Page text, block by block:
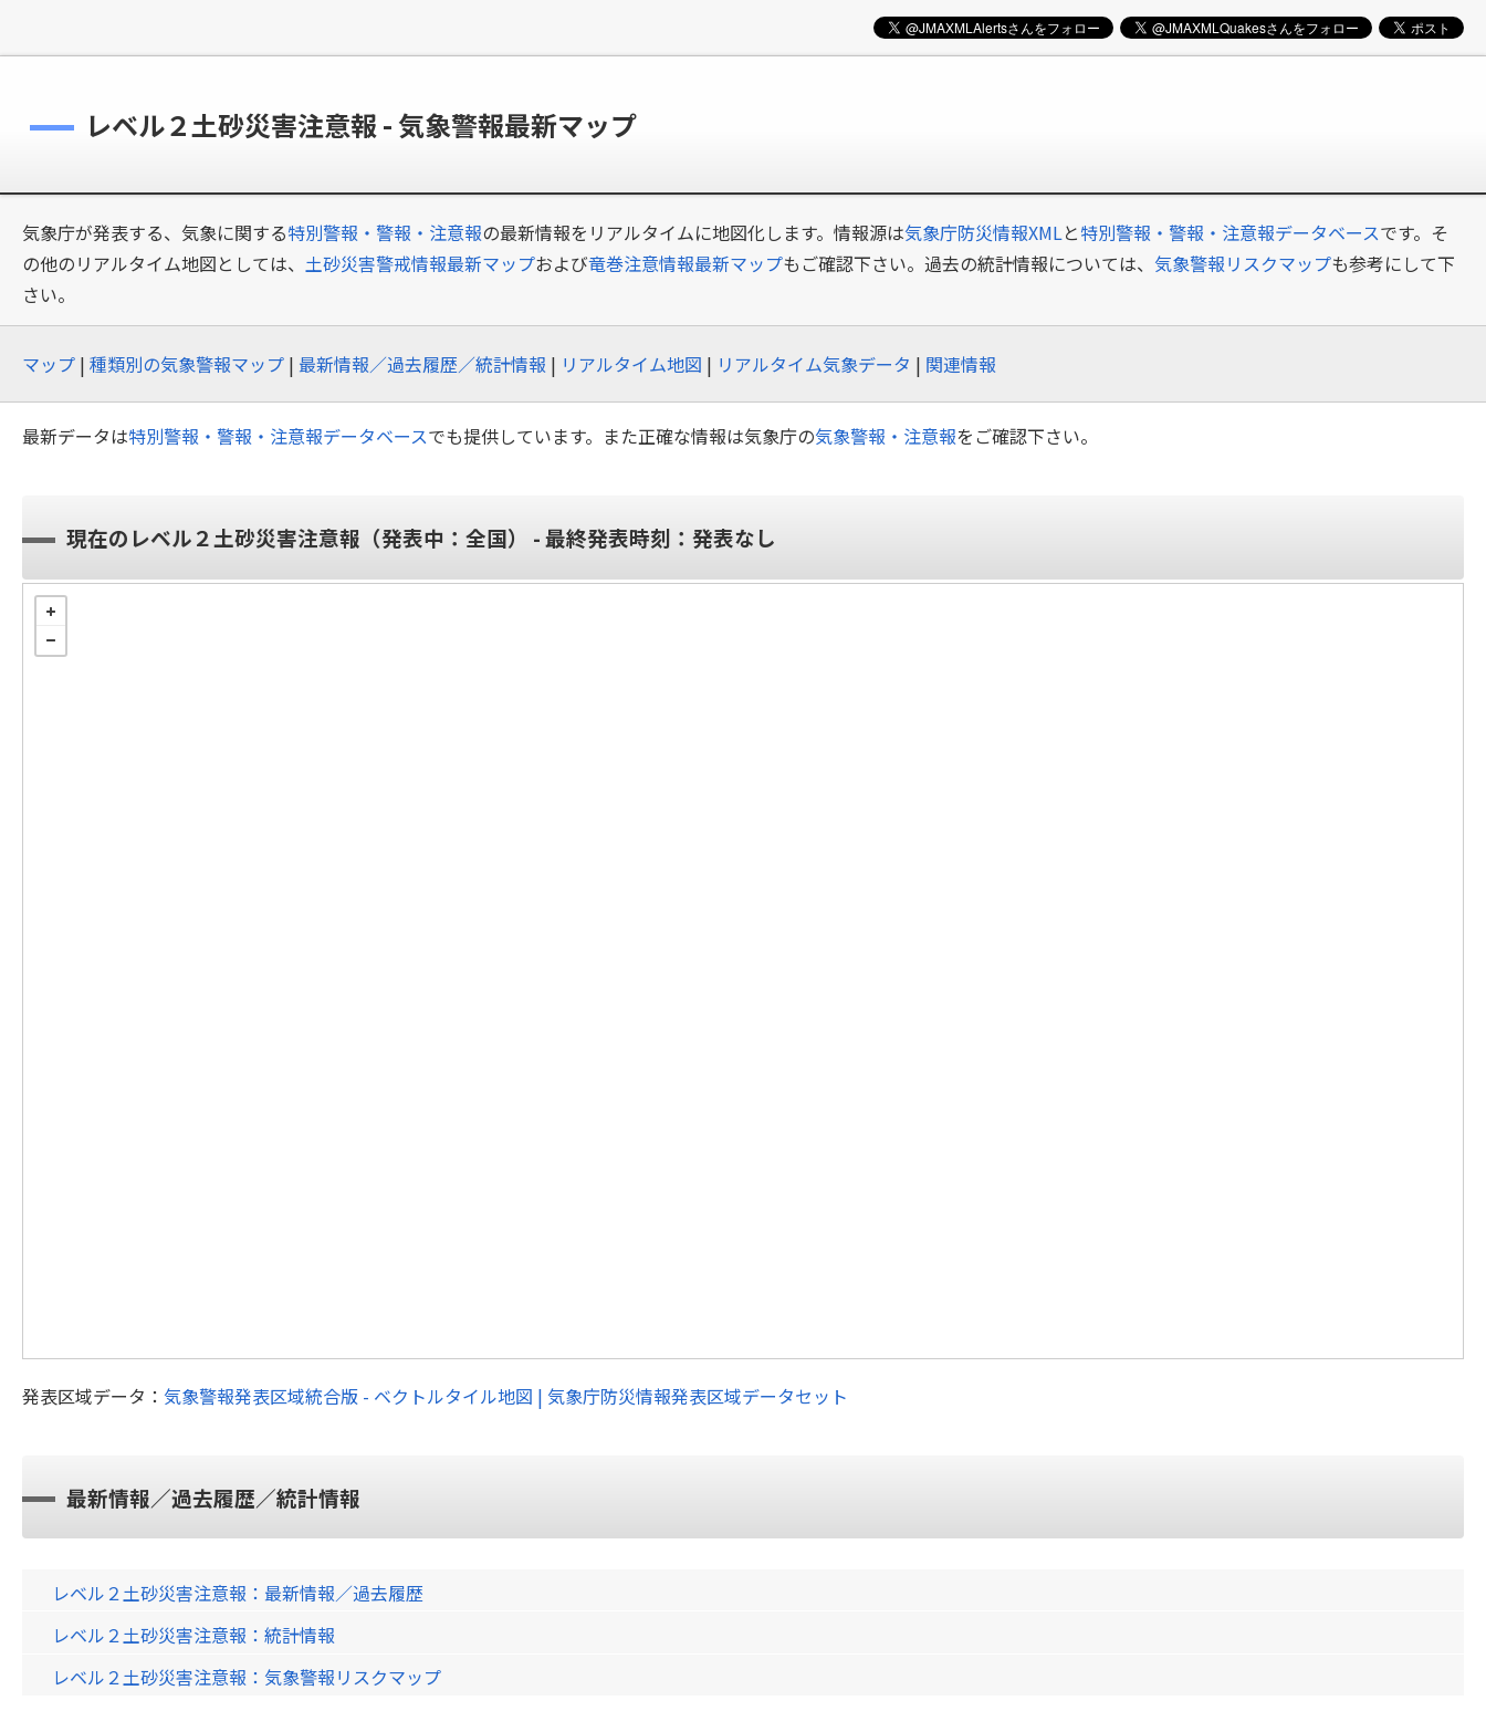
レベル２土砂災害注意報 - 気象警報最新マップ
気象庁が発表する、気象に関する特別警報・警報・注意報の最新情報をリアルタイムに地図化します。情報源は気象庁防災情報XMLと特別警報・警報・注意報データベースです。そ
の他のリアルタイム地図としては、 土砂災害警戒情報最新マップおよび竜巻注意情報最新マップもご確認下さい。過去の統計情報については、 気象警報リスクマップも参考にして下
さい。
マップ | 種類別の気象警報マップ | 最新情報／過去履歴／統計情報 | リアルタイム地図 | リアルタイム気象データ | 関連情報
最新データは特別警報・警報・注意報データベースでも提供しています。また正確な情報は気象庁の気象警報・注意報をご確認下さい。
現在のレベル２土砂災害注意報（発表中：全国） - 最終発表時刻： 発表なし
発表区域データ： 気象警報発表区域統合版 - ベクトルタイル地図 | 気象庁防災情報発表区域データセット
最新情報／過去履歴／統計情報
レベル２土砂災害注意報：最新情報／過去履歴
レベル２土砂災害注意報：統計情報
レベル２土砂災害注意報：気象警報リスクマップ